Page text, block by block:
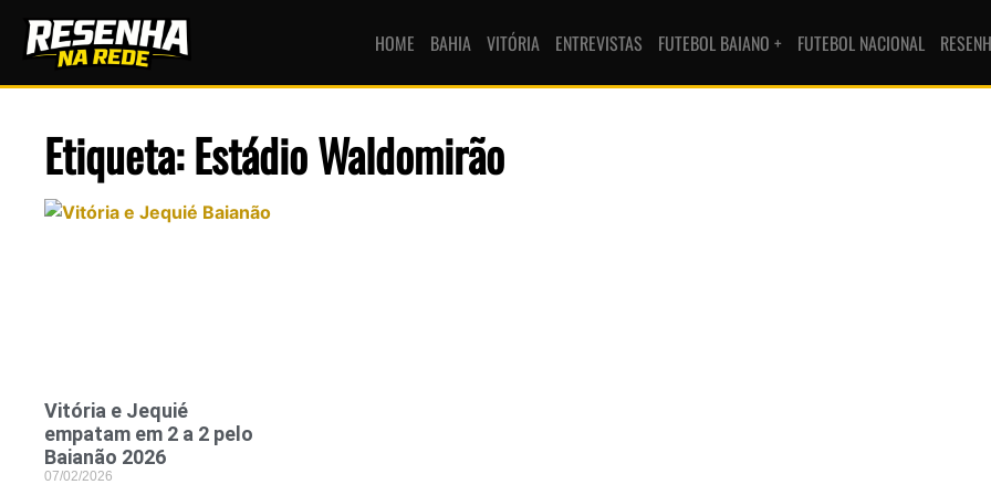
HOME BAHIA VITÓRIA ENTREVISTAS FUTEBOL BAIANO + FUTEBOL NACIONAL
Etiqueta: Estádio Waldomirão
Vitória e Jequié
empatam em 2 a 2 pelo
Baianão 2026
07/02/2026